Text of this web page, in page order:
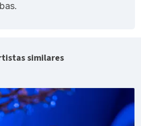
similares